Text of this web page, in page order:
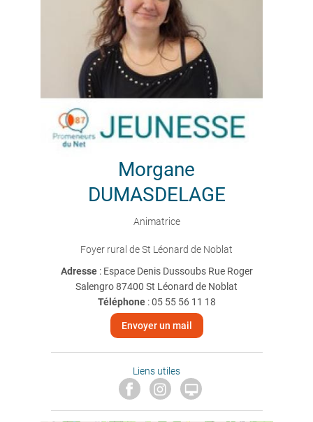
Morgane
DUMASDELAGE
Animatrice
Foyer rural de St Léonard de Noblat
Adresse : Espace Denis Dussoubs Rue Roger
Salengro 87400 St Léonard de Noblat
Téléphone:05 55 56 11 18
Envoyer un mail
Liens utiles
